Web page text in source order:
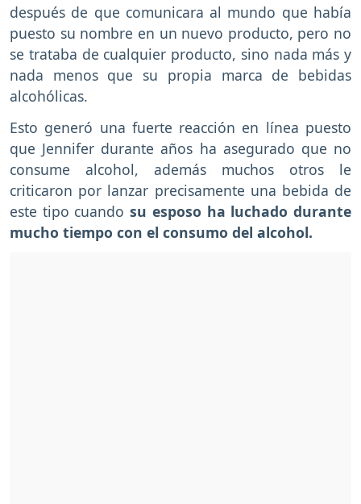
después de que comunicara al mundo que había
puesto su nombre en un nuevo producto, pero no
se trataba de cualquier producto, sino nada más y
nada menos que su propia marca de bebidas
alcohólicas.
Esto generó una fuerte reacción en línea puesto
que Jennifer durante años ha asegurado que no
consume alcohol, además muchos otros le
criticaron por lanzar precisamente una bebida de
este tipo cuandosu esposo ha luchado durante
mucho tiempo con el consumo del alcohol.